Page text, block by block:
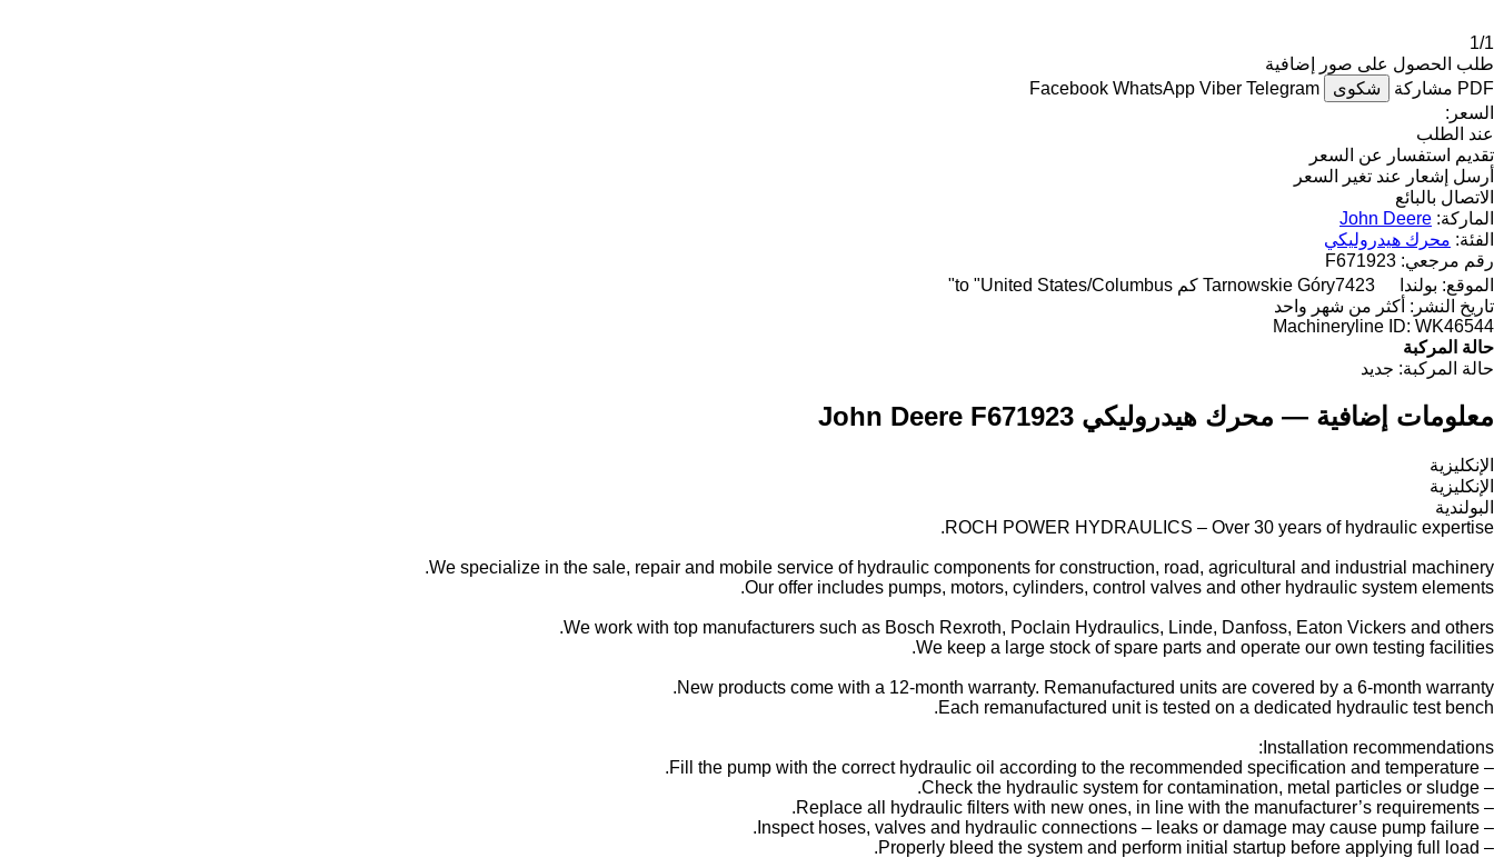
1/1
طلب الحصول على صور إضافية
PDF مشاركة شكوى Facebook WhatsApp Viber Telegram
السعر:
عند الطلب
تقديم استفسار عن السعر
أرسل إشعار عند تغير السعر
الاتصال بالبائع
الماركة: John Deere
الفئة: محرك هيدروليكي
رقم مرجعي: F671923
الموقع: بولندا Tarnowskie Góry7423 كم to "United States/Columbus"
تاريخ النشر: أكثر من شهر واحد
Machineryline ID: WK46544
حالة المركبة
حالة المركبة: جديد
معلومات إضافية — محرك هيدروليكي John Deere F671923
الإنكليزية
الإنكليزية
البولندية
ROCH POWER HYDRAULICS – Over 30 years of hydraulic expertise.
We specialize in the sale, repair and mobile service of hydraulic components for construction, road, agricultural and industrial machinery.
Our offer includes pumps, motors, cylinders, control valves and other hydraulic system elements.
We work with top manufacturers such as Bosch Rexroth, Poclain Hydraulics, Linde, Danfoss, Eaton Vickers and others.
We keep a large stock of spare parts and operate our own testing facilities.
New products come with a 12-month warranty. Remanufactured units are covered by a 6-month warranty.
Each remanufactured unit is tested on a dedicated hydraulic test bench.
Installation recommendations:
– Fill the pump with the correct hydraulic oil according to the recommended specification and temperature.
– Check the hydraulic system for contamination, metal particles or sludge.
– Replace all hydraulic filters with new ones, in line with the manufacturer’s requirements.
– Inspect hoses, valves and hydraulic connections – leaks or damage may cause pump failure.
– Properly bleed the system and perform initial startup before applying full load.